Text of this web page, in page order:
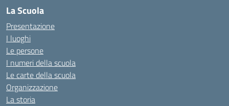
La Scuola
Presentazione
I luoghi
Le persone
I numeri della scuola
Le carte della scuola
Organizzazione
La storia